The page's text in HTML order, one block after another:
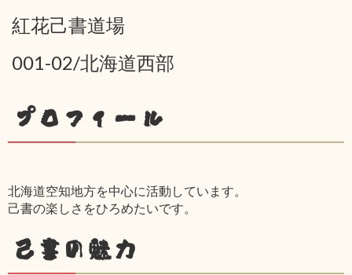
紅花己書道場
001-02/北海道西部
プロフィール
北海道空知地方を中心に活動しています。
己書の楽しさをひろめたいです。
己書の魅力